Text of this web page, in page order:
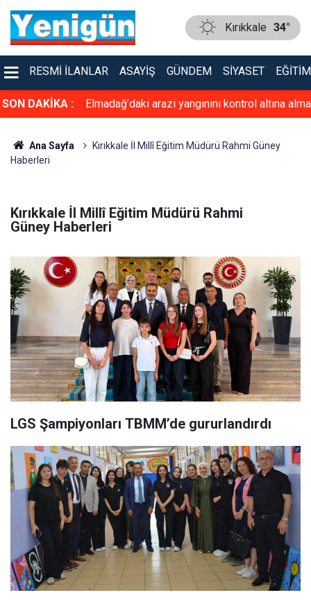
Kırıkkale 34°
RESMI İLANLAR ASAYIŞ GÜNDEM SIYASET EĞITIM
SON DAKİKA :
altına alma PTT’den Filistin Posta İdaresi’ne destek
Ana Sayfa
Kırıkkale İl Millî Eğitim Müdürü Rahmi Güney
Haberleri
Kırıkkale İl Millî Eğitim Müdürü Rahmi
Güney Haberleri
LGS Şampiyonları TBMM’de gururlandırdı